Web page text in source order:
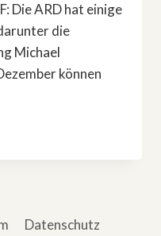
Die ARD hat einige
die
Michael
können
Datenschutz